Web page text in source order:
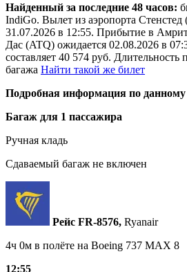
Найденный за последние 48 часов:
IndiGo. Вылет из аэропорта Стенстед
31.07.2026 в 12:55. Прибытие в
Дас (ATQ) ожидается 02.08.2026 в
составляет 40 574 руб. Длительность
багажа Найти такой же билет
Подробная информация по данному
Багаж для 1 пассажира
Ручная кладь
Сдаваемый багаж не включен
Рейс FR‑8576, Ryanair
4ч 0м в полёте на Boeing 737 MAX 8
12:55